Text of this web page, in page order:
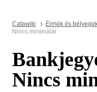
Catawiki Érmék és
Nincs minimálár
Nincs